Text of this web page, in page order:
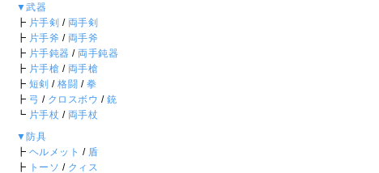
▼武器
┣ 片手剣 / 両手剣
┣ 片手斧 / 両手斧
┣ 片手鈍器 / 両手鈍器
┣ 片手槍 / 両手槍
┣ 短剣 /格闘 / 拳
┣ 弓 / クロスボウ / 銃
┗ 片手杖 / 両手杖
▼防具
┣ ヘルメット / 盾
┣ トーソ / クィス